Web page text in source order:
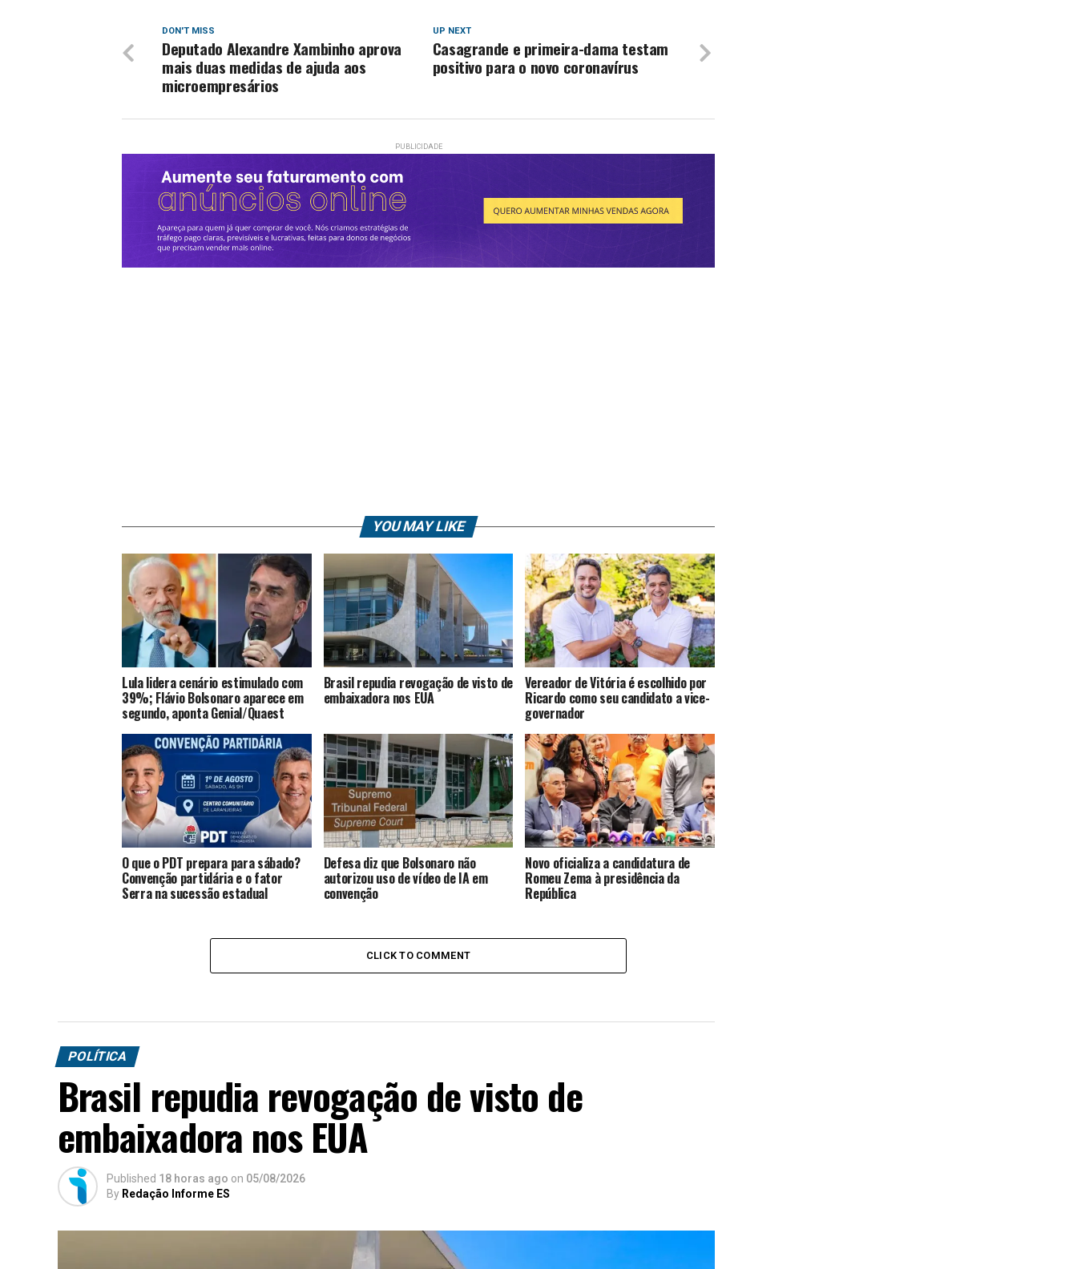
UP NEXT
Casagrande e primeira-dama testam
positivo para o novo coronavírus
DON'T MISS
Deputado Alexandre Xambinho aprova
mais duas medidas de ajuda aos
microempresários
YOU MAY LIKE
Lula lidera cenário estimulado com
39%; Flávio Bolsonaro aparece em
segundo, aponta Genial/Quaest
Brasil repudia revogação de visto de
embaixadora nos EUA
Vereador de Vitória é escolhido por
Ricardo como seu candidato a vice-
governador
O que o PDT prepara para sábado?
Convenção partidária e o fator
Serra na sucessão estadual
Defesa diz que Bolsonaro não
autorizou uso de vídeo de IA em
convenção
Novo oficializa a candidatura de
Romeu Zema à presidência da
República
CLICK TO COMMENT
POLÍTICA
Brasil repudia revogação de visto de
embaixadora nos EUA
Published 18 horas ago on 05/08/2026
By Redação Informe ES